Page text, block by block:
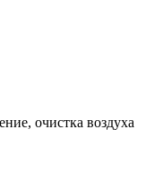
очистка воздуха